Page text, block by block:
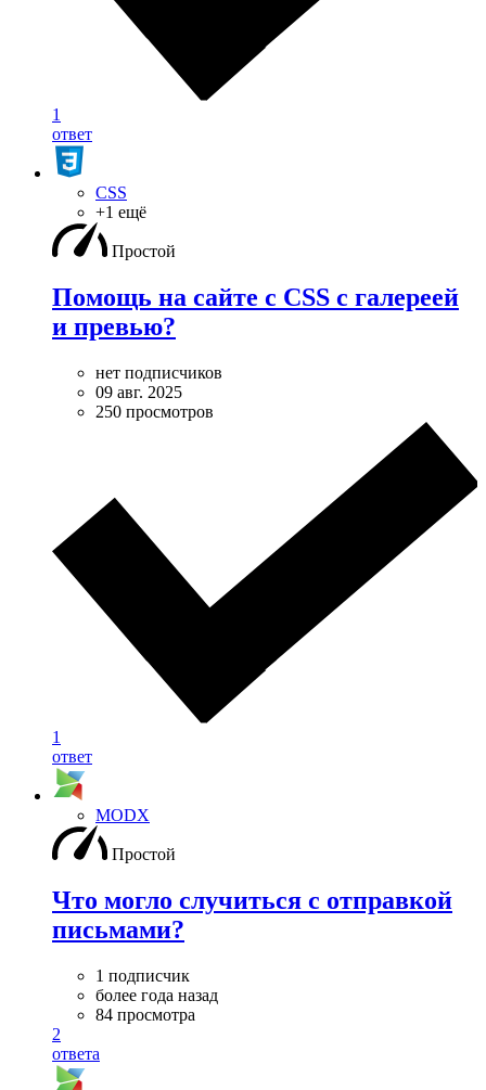
1
ответ
CSS
+1 ещё
Простой
Помощь на сайте с CSS с галереей
и превью?
нет подписчиков
09 авг. 2025
250 просмотров
1
ответ
MODX
Простой
Что могло случиться с отправкой
письмами?
1 подписчик
более года назад
84 просмотра
2
ответа